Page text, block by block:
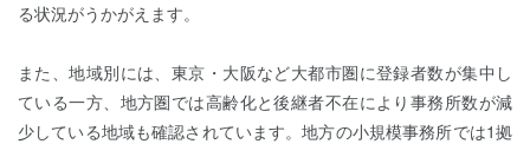
る状況がうかがえます。
また、地域別には、東京・大阪など大都市圏に登録者数が集中し
ている一方、地方圏では高齢化と後継者不在により事務所数が減
少している地域も確認されています。地方の小規模事務所では1拠